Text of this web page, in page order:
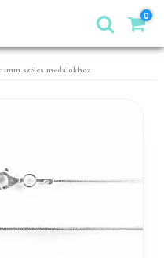
0
széles medálokhoz